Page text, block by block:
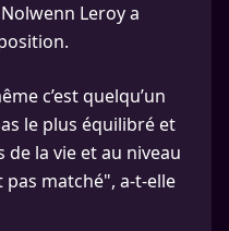
Leroy a
c’est quelqu’un
le plus équilibré et
de la vie et au niveau
pas matché", a-t-elle